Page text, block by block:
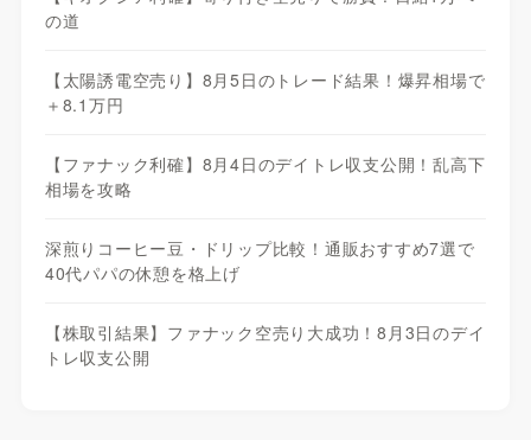
の道
【太陽誘電空売り】8月5日のトレード結果！爆昇相場で
＋8.1万円
【ファナック利確】8月4日のデイトレ収支公開！乱高下
相場を攻略
深煎りコーヒー豆・ドリップ比較！通販おすすめ7選で
40代パパの休憩を格上げ
【株取引結果】ファナック空売り大成功！8月3日のデイ
トレ収支公開